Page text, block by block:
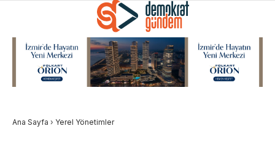
Ana Sayfa › Yerel Yönetimler